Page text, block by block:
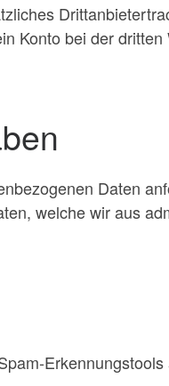
Konto bei der dritten
Daten
welche wir aus